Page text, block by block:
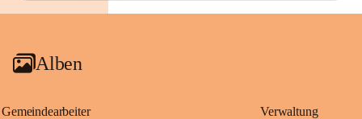
Alben
Gemeindearbeiter Verwaltung